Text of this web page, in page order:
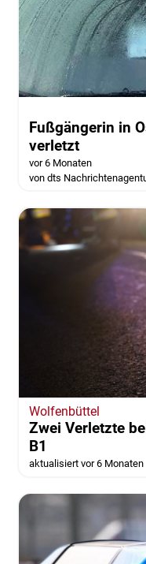
Fußgängerin in
verletzt
vor 6 Monaten
von dts
Wolfenbüttel
Zwei Verletzte
B1
aktualisiert vor 6 Monaten